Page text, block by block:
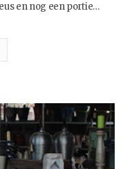
en nog een portie…